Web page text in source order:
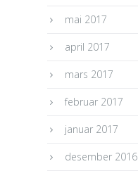
mai 2017
april 2017
mars 2017
februar 2017
januar 2017
desember 2016